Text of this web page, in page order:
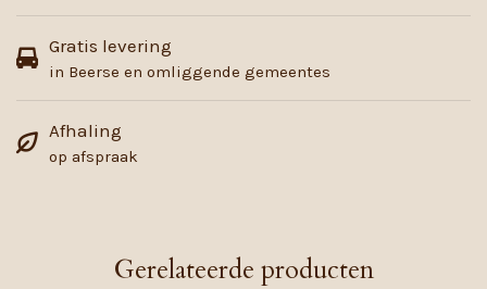
Gratis levering
in Beerse en omliggende gemeentes
Afhaling
op afspraak
Gerelateerde producten